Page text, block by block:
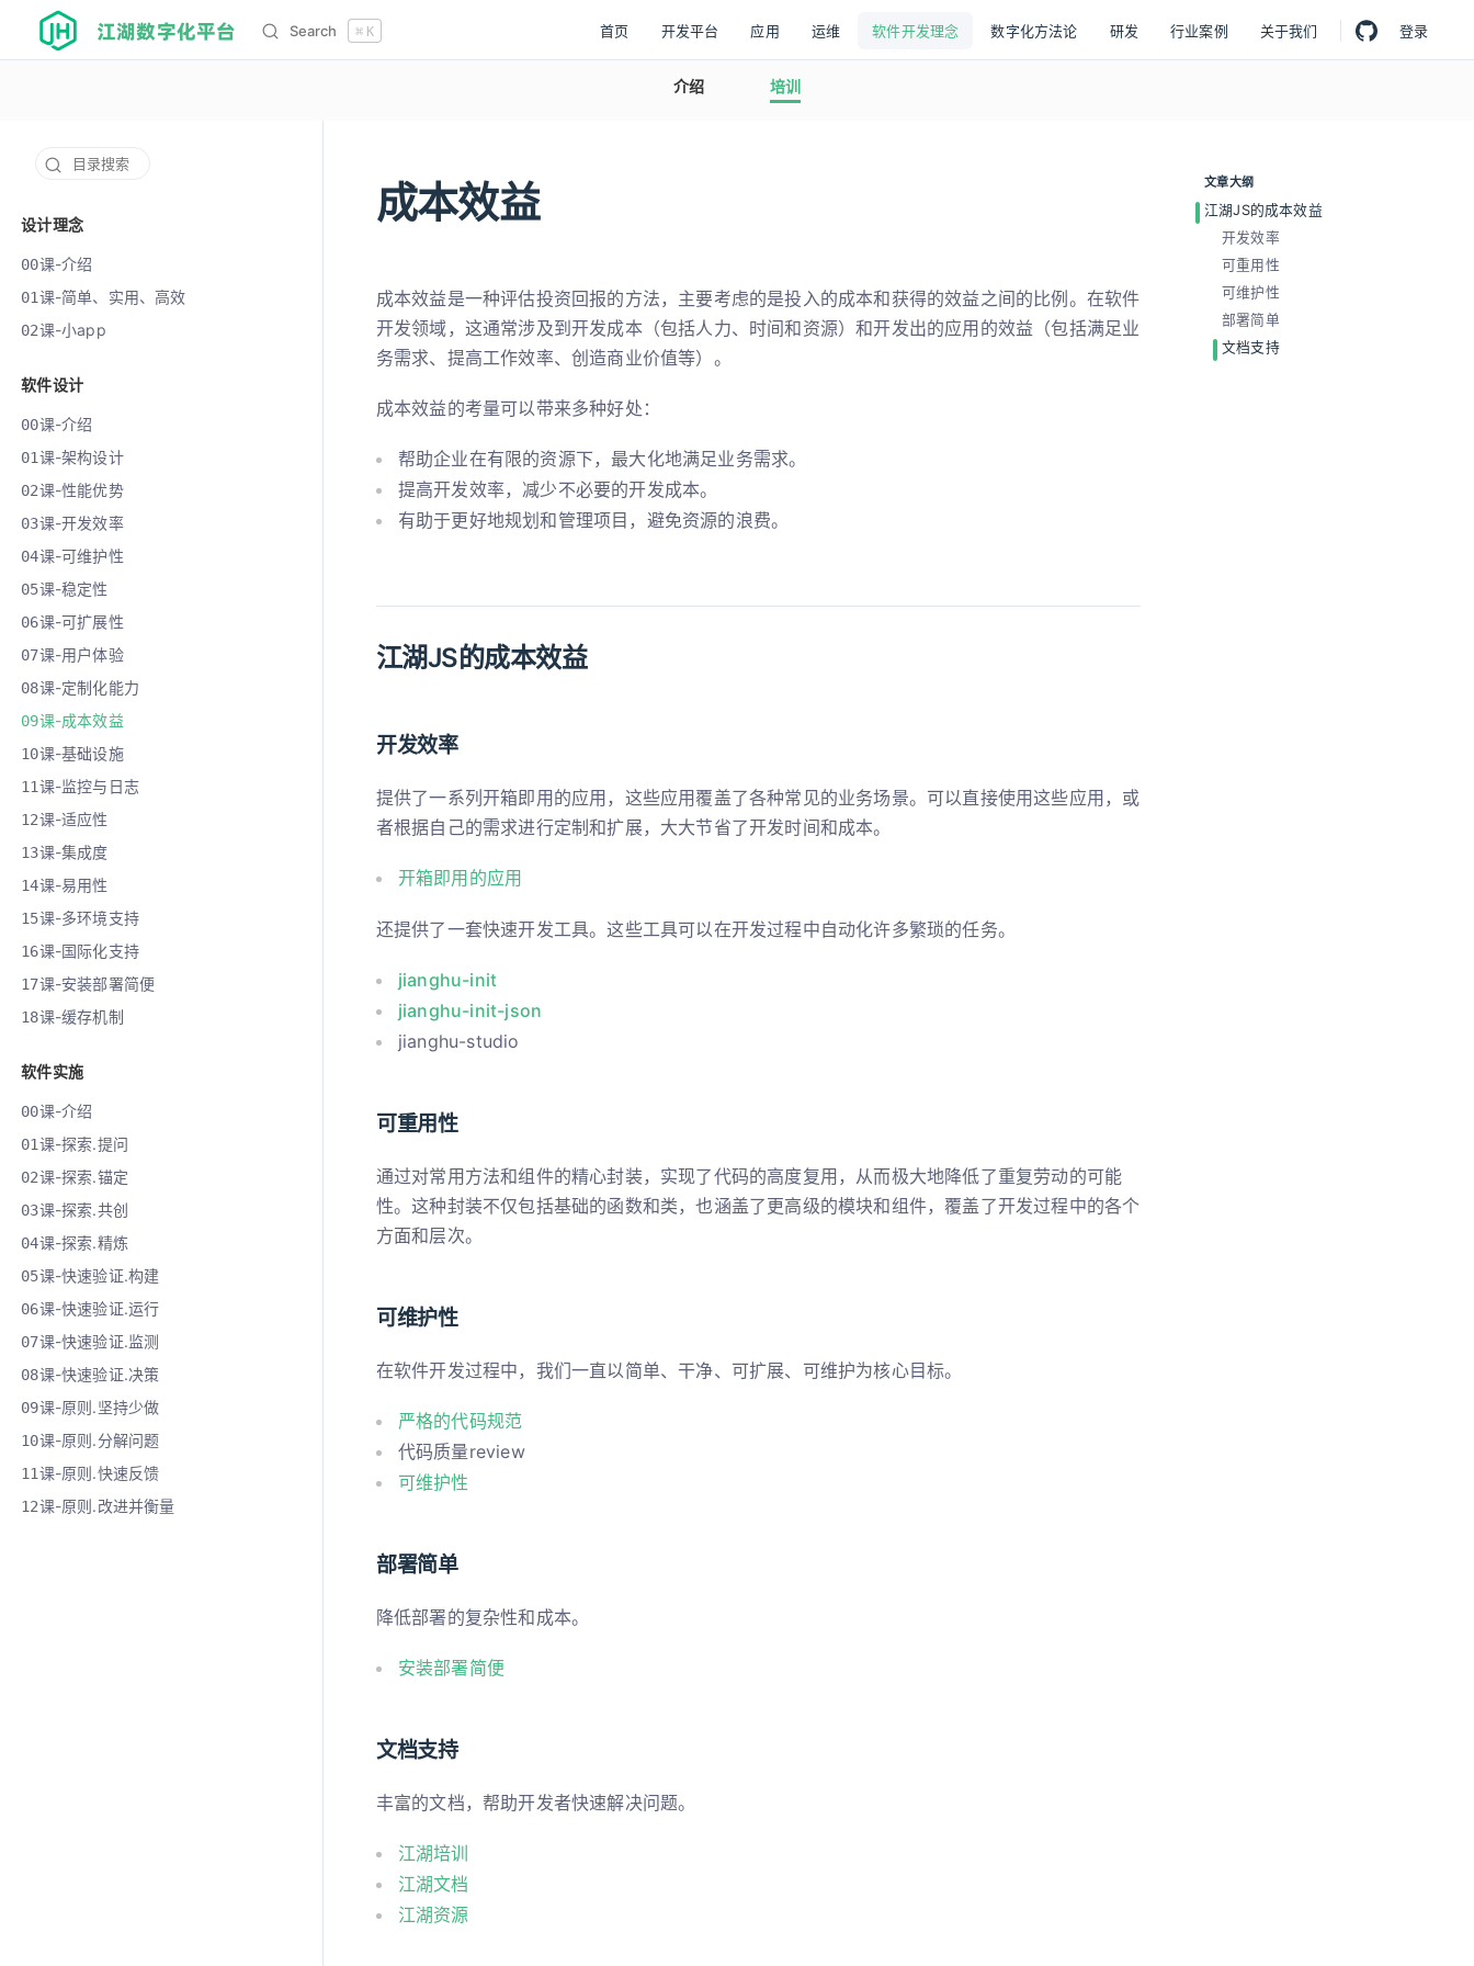
江湖数字化平台 Search ⌘ K 首页 开发平台 应用 运维 软件开发理念 数字化方法论 研发 行业案例 关于我们 登录
介绍 培训
目录搜索
设计理念
00课-介绍
01课-简单、实用、高效
02课-小app
软件设计
00课-介绍
01课-架构设计
02课-性能优势
03课-开发效率
04课-可维护性
05课-稳定性
06课-可扩展性
07课-用户体验
08课-定制化能力
09课-成本效益
10课-基础设施
11课-监控与日志
12课-适应性
13课-集成度
14课-易用性
15课-多环境支持
16课-国际化支持
17课-安装部署简便
18课-缓存机制
软件实施
00课-介绍
01课-探索.提问
02课-探索.锚定
03课-探索.共创
04课-探索.精炼
05课-快速验证.构建
06课-快速验证.运行
07课-快速验证.监测
08课-快速验证.决策
09课-原则.坚持少做
10课-原则.分解问题
11课-原则.快速反馈
12课-原则.改进并衡量
成本效益
12009
成本效益是一种评估投资回报的方法，主要考虑的是投入的成本和获得的效益之间的比例。在软件
开发领域，这通常涉及到开发成本（包括人力、时间和资源）和开发出的应用的效益（包括满足业
务需求、提高工作效率、创造商业价值等）。
成本效益的考量可以带来多种好处：
帮助企业在有限的资源下，最大化地满足业务需求。
提高开发效率，减少不必要的开发成本。
有助于更好地规划和管理项目，避免资源的浪费。
江湖JS的成本效益
开发效率
提供了一系列开箱即用的应用，这些应用覆盖了各种常见的业务场景。可以直接使用这些应用，或
者根据自己的需求进行定制和扩展，大大节省了开发时间和成本。
开箱即用的应用
还提供了一套快速开发工具。这些工具可以在开发过程中自动化许多繁琐的任务。
jianghu-init
jianghu-init-json
jianghu-studio
可重用性
通过对常用方法和组件的精心封装，实现了代码的高度复用，从而极大地降低了重复劳动的可能
性。这种封装不仅包括基础的函数和类，也涵盖了更高级的模块和组件，覆盖了开发过程中的各个
方面和层次。
可维护性
在软件开发过程中，我们一直以简单、干净、可扩展、可维护为核心目标。
严格的代码规范
代码质量review
可维护性
部署简单
降低部署的复杂性和成本。
安装部署简便
文档支持
丰富的文档，帮助开发者快速解决问题。
江湖培训
江湖文档
江湖资源
文章大纲
江湖JS的成本效益
开发效率
可重用性
可维护性
部署简单
文档支持